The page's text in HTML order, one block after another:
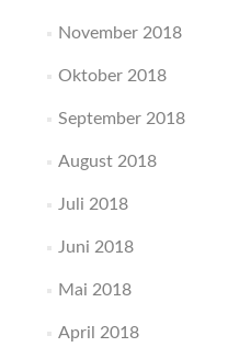
November 2018
Oktober 2018
September 2018
August 2018
Juli 2018
Juni 2018
Mai 2018
April 2018